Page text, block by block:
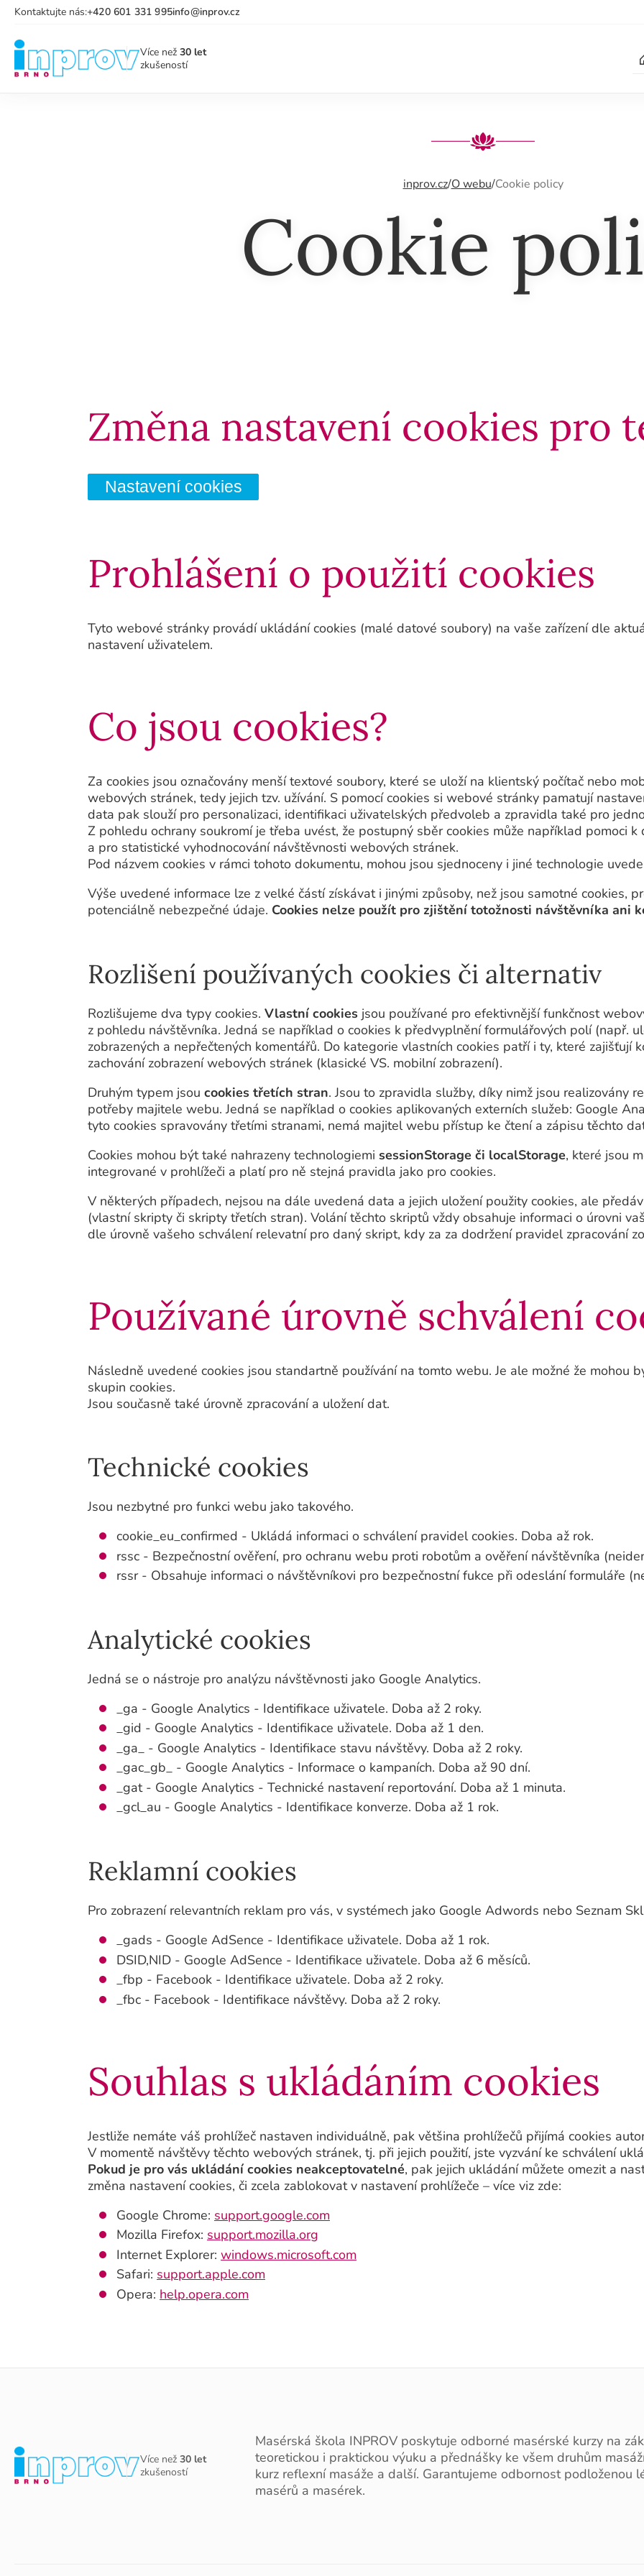
Kontaktujte nás:+420 601 331 995info@inprov.cz
Více než 30 let
zkušeností
inprov.cz/O webu/Cookie policy
Cookie
Změna nastavení cookies pro
Nastavení cookies
Prohlášení o použití cookies
Tyto webové stránky provádí ukládání cookies (malé datové soubory) na vaše zařízení dle
nastavení uživatelem.
Co jsou cookies?
Za cookies jsou označovány menší textové soubory, které se uloží na klientský počítač nebo
webových stránek, tedy jejich tzv. užívání. S pomocí cookies si webové stránky pamatují
data pak slouží pro personalizaci, identifikaci uživatelských předvoleb a zpravidla také pro
Z pohledu ochrany soukromí je třeba uvést, že postupný sběr cookies může například pomoci
a pro statistické vyhodnocování návštěvnosti webových stránek.
Pod názvem cookies v rámci tohoto dokumentu, mohou jsou sjednoceny i jiné technologie
Výše uvedené informace lze z velké částí získávat i jinými způsoby, než jsou samotné cookies,
potenciálně nebezpečné údaje. Cookies nelze použít pro zjištění totožnosti návštěvníka ani
Rozlišení používaných cookies či alternativ
Rozlišujeme dva typy cookies. Vlastní cookies jsou používané pro efektivnější funkčnost
z pohledu návštěvníka. Jedná se například o cookies k předvyplnění formulářových polí (např.
zobrazených a nepřečtených komentářů. Do kategorie vlastních cookies patří i ty, které zajišťují
zachování zobrazení webových stránek (klasické VS. mobilní zobrazení).
Druhým typem jsou cookies třetích stran. Jsou to zpravidla služby, díky nimž jsou realizovány
potřeby majitele webu. Jedná se například o cookies aplikovaných externích služeb: Google
tyto cookies spravovány třetími stranami, nemá majitel webu přístup ke čtení a zápisu těchto
Cookies mohou být také nahrazeny technologiemi sessionStorage či localStorage, které jsou
integrované v prohlížeči a platí pro ně stejná pravidla jako pro cookies.
V některých případech, nejsou na dále uvedená data a jejich uložení použity cookies, ale
(vlastní skripty či skripty třetích stran). Volání těchto skriptů vždy obsahuje informaci o úrovni
dle úrovně vašeho schválení relevatní pro daný skript, kdy za za dodržení pravidel zpracování
Používané úrovně schválení
Následně uvedené cookies jsou standartně používání na tomto webu. Je ale možné že mohou
skupin cookies.
Jsou současně také úrovně zpracování a uložení dat.
Technické cookies
Jsou nezbytné pro funkci webu jako takového.
cookie_eu_confirmed - Ukládá informaci o schválení pravidel cookies. Doba až rok.
rssc - Bezpečnostní ověření, pro ochranu webu proti robotům a ověření návštěvníka
rssr - Obsahuje informaci o návštěvníkovi pro bezpečnostní fukce při odeslání formuláře
Analytické cookies
Jedná se o nástroje pro analýzu návštěvnosti jako Google Analytics.
_ga - Google Analytics - Identifikace uživatele. Doba až 2 roky.
_gid - Google Analytics - Identifikace uživatele. Doba až 1 den.
_ga_ - Google Analytics - Identifikace stavu návštěvy. Doba až 2 roky.
_gac_gb_ - Google Analytics - Informace o kampaních. Doba až 90 dní.
_gat - Google Analytics - Technické nastavení reportování. Doba až 1 minuta.
_gcl_au - Google Analytics - Identifikace konverze. Doba až 1 rok.
Reklamní cookies
Pro zobrazení relevantních reklam pro vás, v systémech jako Google Adwords nebo Seznam
_gads - Google AdSence - Identifikace uživatele. Doba až 1 rok.
DSID,NID - Google AdSence - Identifikace uživatele. Doba až 6 měsíců.
_fbp - Facebook - Identifikace uživatele. Doba až 2 roky.
_fbc - Facebook - Identifikace návštěvy. Doba až 2 roky.
Souhlas s ukládáním cookies
Jestliže nemáte váš prohlížeč nastaven individuálně, pak většina prohlížečů přijímá cookies
V momentě návštěvy těchto webových stránek, tj. při jejich použití, jste vyzvání ke schválení
Pokud je pro vás ukládání cookies neakceptovatelné, pak jejich ukládání můžete omezit a
změna nastavení cookies, či zcela zablokovat v nastavení prohlížeče – více viz zde:
Google Chrome: support.google.com
Mozilla Firefox: support.mozilla.org
Internet Explorer: windows.microsoft.com
Safari: support.apple.com
Opera: help.opera.com
Více než 30 let
zkušeností
Masérská škola INPROV poskytuje odborné masérské kurzy na
teoretickou i praktickou výuku a přednášky ke všem druhům
kurz reflexní masáže a další. Garantujeme odbornost podloženou
masérů a masérek.